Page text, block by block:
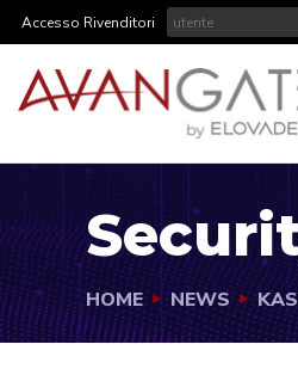
Accesso Rivenditori
HOME NEWS